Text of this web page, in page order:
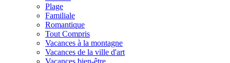
Plage
Familiale
Romantique
Tout Compris
Vacances à la montagne
Vacances de la ville d'art
Vacances bien-être